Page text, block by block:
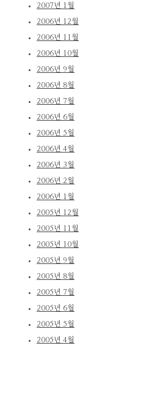
2007년 1월
2006년 12월
2006년 11월
2006년 10월
2006년 9월
2006년 8월
2006년 7월
2006년 6월
2006년 5월
2006년 4월
2006년 3월
2006년 2월
2006년 1월
2005년 12월
2005년 11월
2005년 10월
2005년 9월
2005년 8월
2005년 7월
2005년 6월
2005년 5월
2005년 4월